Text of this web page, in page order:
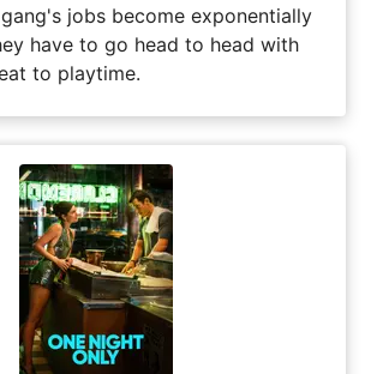
jobs become exponentially
have to go head to head with
to playtime.